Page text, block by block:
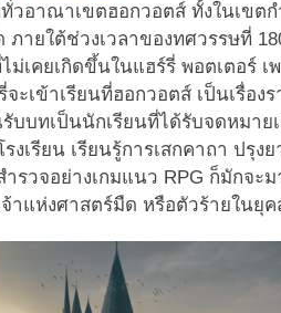
วอาณาเขตฮอกวอตส์ ทั้งในเขต
ายใต้ช่วงเวลาของทศวรรษที่
ม่เคยเกิดขึ้นในแฮร์รี่ พอตเตอร์
จะเข้าเรียนที่ฮอกวอตส์ เป็นเรื่อ
บทเป็นนักเรียนที่ได้รับจดหมาย
งเรียน เรียนรู้การเสกคาถา ปรุ
ำรวจอย่างเกมแนว RPG ก็มักจ
จ้าแห่งศาสตร์มืด หรือตัวร้ายในยุ